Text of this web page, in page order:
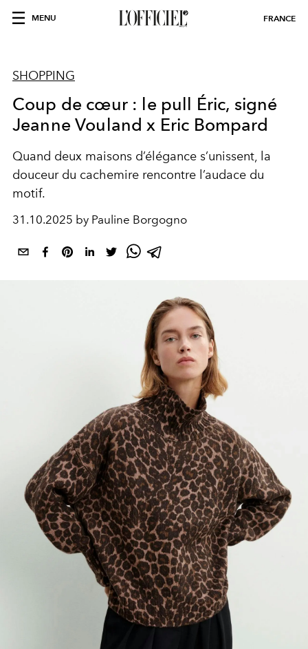
MENU FRANCE
SHOPPING
Coup de cœur : le pull Éric, signé
Jeanne Vouland x Eric Bompard
Quand deux maisons d’élégance s’unissent, la
douceur du cachemire rencontre l’audace du
motif.
31.10.2025 by Pauline Borgogno